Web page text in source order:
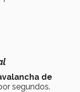
de
segundos.